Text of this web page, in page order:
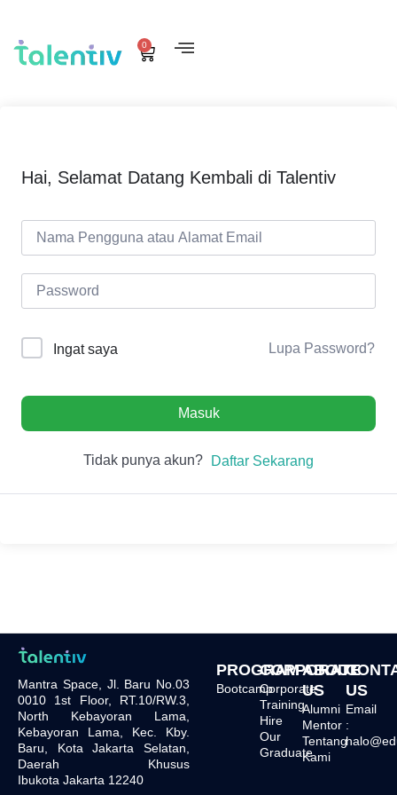
0
Hai, Selamat Datang Kembali di Talentiv
Ingat saya Lupa Password?
Masuk
Tidak punya akun? Daftar Sekarang
Mantra Space, Jl. Baru No.03
0010 1st Floor, RT.10/RW.3,
North Kebayoran Lama,
Kebayoran Lama, Kec. Kby.
Baru, Kota Jakarta Selatan,
Daerah Khusus
Ibukota Jakarta 12240
PROGRAM
Bootcamp
CORPORATE
Corporate
Training
Hire
Our
Graduate
ABOUT
US
Alumni
Mentor
Tentang
Kami
US
Email
: